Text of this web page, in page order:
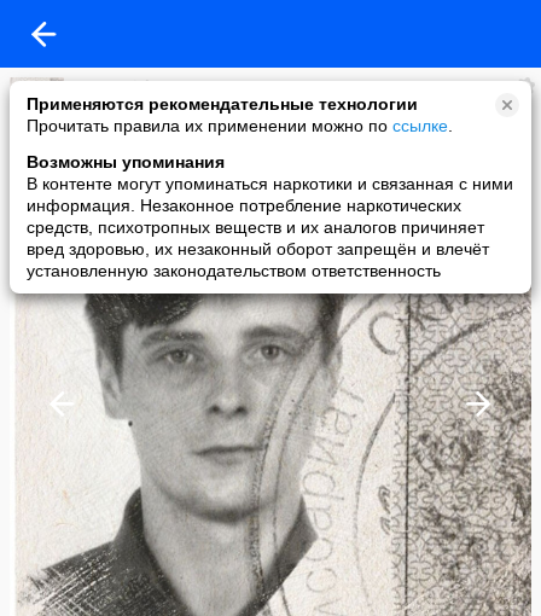
Применяются рекомендательные технологии
Прочитать правила их применении можно по ссылке
Возможны упоминания
В контенте могут упоминаться наркотики и связанная с ними
информация. Незаконное потребление наркотических
средств, психотропных веществ и их аналогов причиняет
вред здоровью, их незаконный оборот запрещён и влечёт
установленную законодательством ответственность
masternick
added a photo
29 Jan в 16:01